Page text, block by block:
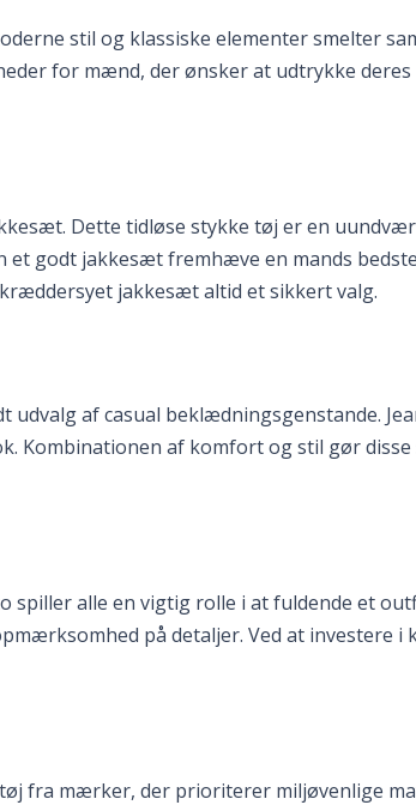
stil og klassiske elementer smelter
for mænd, der ønsker at udtrykke deres
Dette tidløse stykke tøj er en
godt jakkesæt fremhæve en mands
jakkesæt altid et sikkert valg.
af casual beklædningsgenstande.
Kombinationen af komfort og stil gør
alle en vigtig rolle i at fuldende et
på detaljer. Ved at investere i
fra mærker, der prioriterer miljøvenlige